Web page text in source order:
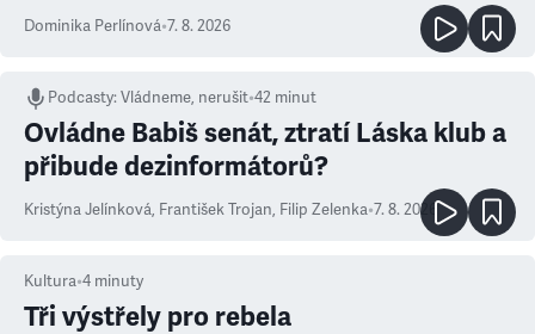
Dominika Perlínová•7. 8. 2026
Podcasty:Vládneme, nerušit•42 minut
Ovládne Babiš senát, ztratí Láska klub a
přibude dezinformátorů?
Kristýna Jelínková, František Trojan, Filip Zelenka•7. 8. 2026
Kultura•4 minuty
Tři výstřely pro rebela